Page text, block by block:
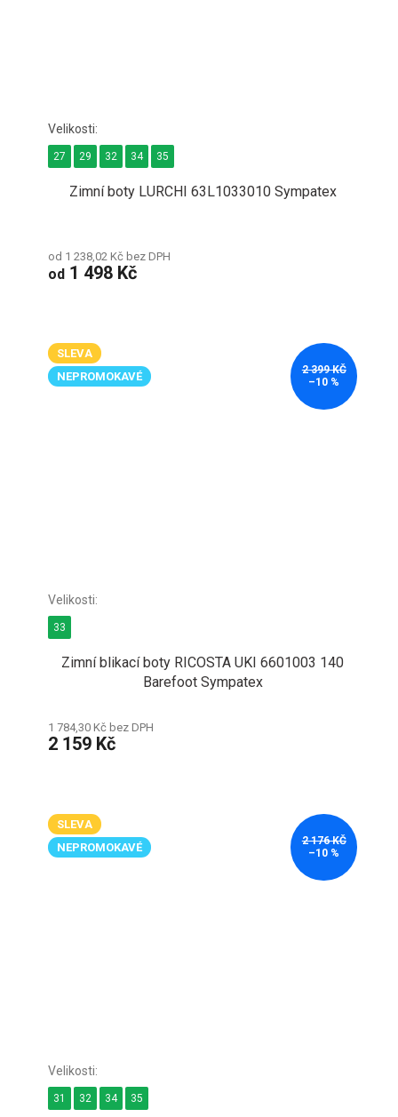
Zimní boty LURCHI 63L1033010 Sympatex
od 1 238,02 Kč bez DPH
od 1 498 Kč
27 29 32 34 35
SLEVA
NEPROMOKAVÉ
2 399 KČ
–10 %
Zimní blikací boty RICOSTA UKI 6601003 140
Barefoot Sympatex
1 784,30 Kč bez DPH
2 159 Kč
33
SLEVA
NEPROMOKAVÉ
2 176 KČ
–10 %
31 32 34 35